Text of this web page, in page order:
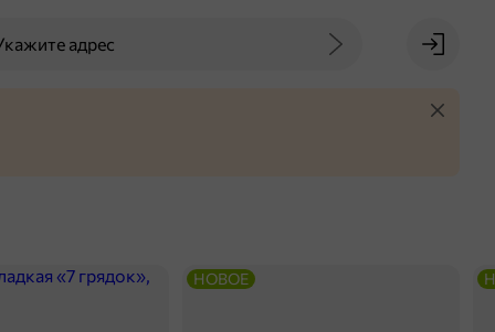
адрес
НОВОЕ